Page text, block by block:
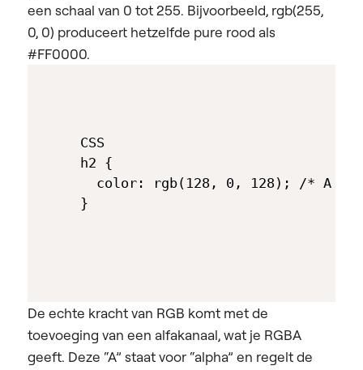
een schaal van 0 tot 255. Bijvoorbeeld, rgb(255,
0, 0) produceert hetzelfde pure rood als
#FF0000.
CSS
h2 {
color: rgb(128, 0, 128); /* A
De echte kracht van RGB komt met de
toevoeging van een alfakanaal, wat je RGBA
geeft. Deze “A” staat voor “alpha” en regelt de